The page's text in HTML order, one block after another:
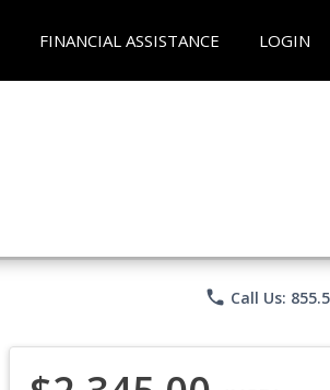
FINANCIAL ASSISTANCE LOGIN
phone Call Us: